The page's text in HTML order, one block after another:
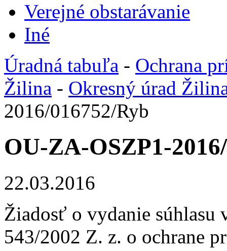
Verejné obstarávanie
Iné
Úradná tabuľa - Ochrana
Žilina - Okresný úrad
2016/016752/Ryb
OU-ZA-OSZP1-
22.03.2016
Žiadosť o vydanie súhlasu
543/2002 Z. z. o ochrane